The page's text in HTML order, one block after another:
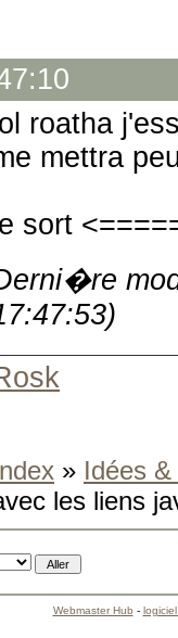
lol roatha
mettra
sort
» Idées
les liens
Webmaster Hub -